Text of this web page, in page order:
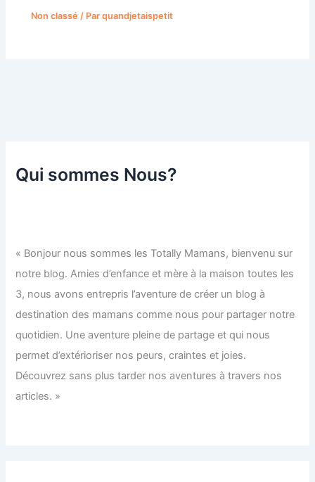
Non classé / Parquandjetaispetit
Qui sommes Nous?
« Bonjour nous sommes les Totally Mamans, bienvenu sur
notre blog. Amies d’enfance et mère à la maison toutes les
3, nous avons entrepris l’aventure de créer un blog à
destination des mamans comme nous pour partager notre
quotidien. Une aventure pleine de partage et qui nous
permet d’extérioriser nos peurs, craintes et joies.
Découvrez sans plus tarder nos aventures à travers nos
articles. »